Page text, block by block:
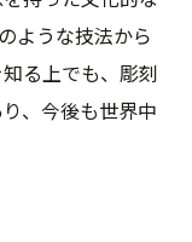
ような技法から
る上でも、彫刻
、今後も世界中